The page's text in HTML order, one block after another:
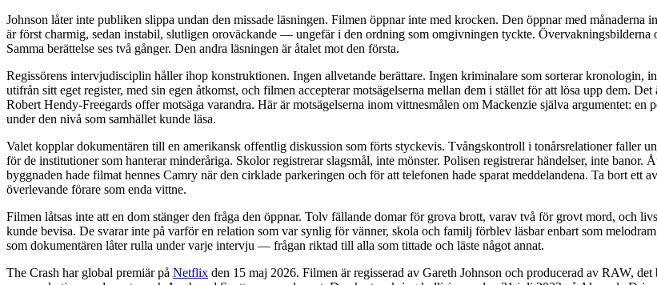
Johnson låter inte publiken slippa undan den missade läsningen. Filmen öppnar inte med krocken. Den öppnar med
är först charmig, sedan instabil, slutligen oroväckande — ungefär i den ordning som omgivningen tyckte. Övervakningsbilderna
Samma berättelse ses två gånger. Den andra läsningen är åtalet mot den första.
Regissörens intervjudisciplin håller ihop konstruktionen. Ingen allvetande berättare. Ingen kriminalare som sorterar kronologin,
utifrån sitt eget register, med sin egen åtkomst, och filmen accepterar motsägelserna mellan dem i stället för att lösa upp dem.
Robert Hendy-Freegards offer motsäga varandra. Här är motsägelserna inom vittnesmålen om Mackenzie själva argumentet: en
under den nivå som samhället kunde läsa.
Valet kopplar dokumentären till en amerikansk offentlig diskussion som förts styckevis. Tvångskontroll i tonårsrelationer
för de institutioner som hanterar minderåriga. Skolor registrerar slagsmål, inte mönster. Polisen registrerar händelser, inte
byggnaden hade filmat hennes Camry när den cirklade parkeringen och för att telefonen hade sparat meddelandena. Ta bort ett
överlevande förare som enda vittne.
Filmen låtsas inte att en dom stänger den fråga den öppnar. Tolv fällande domar för grova brott, varav två för grovt mord, och
kunde bevisa. De svarar inte på varför en relation som var synlig för vänner, skola och familj förblev läsbar enbart som
som dokumentären låter rulla under varje intervju — frågan riktad till alla som tittade och läste något annat.
The Crash har global premiär på Netflix den 15 maj 2026. Filmen är regisserad av Gareth Johnson och producerad av RAW,